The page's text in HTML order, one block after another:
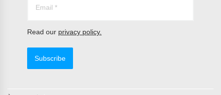
Read our privacy policy.
Subscribe